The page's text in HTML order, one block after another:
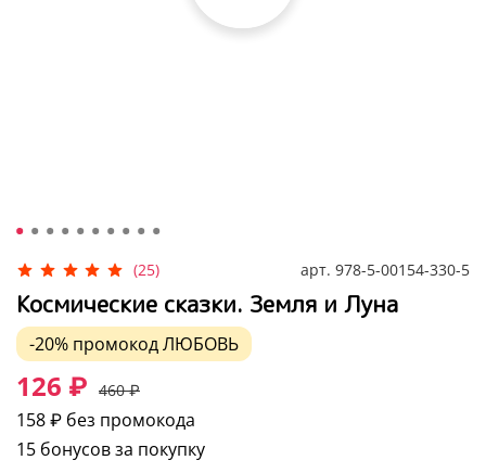
(25) арт. 978-5-00154-330-5
Космические сказки. Земля и Луна
-20% промокодЛЮБОВЬ
126 ₽ 460 ₽
158 ₽ без промокода
15 бонусов за покупку